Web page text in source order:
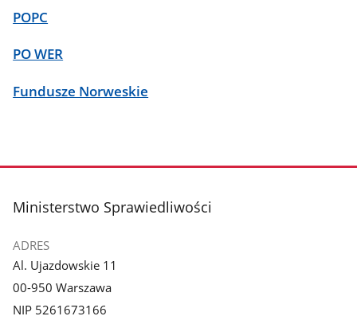
POPC
PO WER
Fundusze Norweskie
stopka
Ministerstwo Sprawiedliwości
ADRES
Al. Ujazdowskie 11
00-950 Warszawa
NIP 5261673166